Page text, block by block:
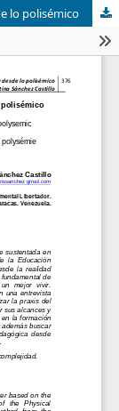
lo polisémico